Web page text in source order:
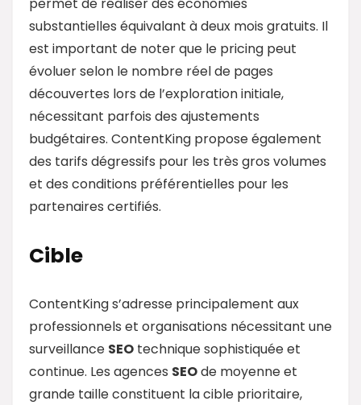
substantielles équivalant à deux mois gratuits. Il
est important de noter que le pricing peut
évoluer selon le nombre réel de pages
découvertes lors de l’exploration initiale,
nécessitant parfois des ajustements
budgétaires. ContentKing propose également
des tarifs dégressifs pour les très gros volumes
et des conditions préférentielles pour les
partenaires certifiés.
Cible
ContentKing s’adresse principalement aux
professionnels et organisations nécessitant une
surveillance SEO technique sophistiquée et
continue. Les agences SEOde moyenne et
grande taille constituent la cible prioritaire,